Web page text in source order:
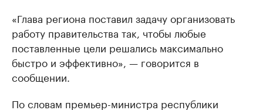
«Глава региона поставил задачу организовать
работу правительства так, чтобы любые
поставленные цели решались максимально
быстро и эффективно», — говорится в
сообщении.
По словам премьер-министра республики